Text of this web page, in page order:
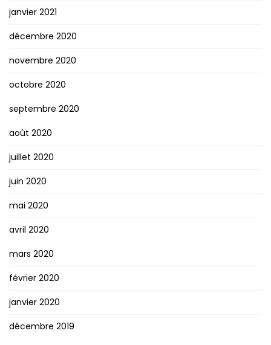
janvier 2021
décembre 2020
novembre 2020
octobre 2020
septembre 2020
août 2020
juillet 2020
juin 2020
mai 2020
avril 2020
mars 2020
février 2020
janvier 2020
décembre 2019